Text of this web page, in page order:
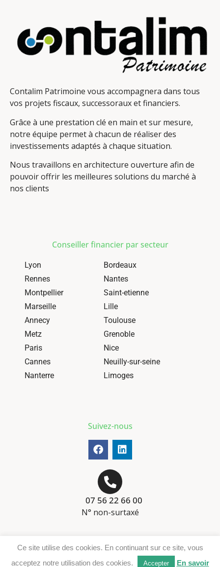
Contalim Patrimoine vous accompagnera dans tous
vos projets fiscaux, successoraux et financiers.
Grâce à une prestation clé en main et sur mesure,
notre équipe permet à chacun de réaliser des
investissements adaptés à chaque situation.
Nous travaillons en architecture ouverture afin de
pouvoir offrir les meilleures solutions du marché à
nos clients
Conseiller financier par secteur
Lyon
Bordeaux
Rennes
Nantes
Montpellier
Saint-etienne
Marseille
Lille
Annecy
Toulouse
Metz
Grenoble
Paris
Nice
Cannes
Neuilly-sur-seine
Nanterre
Limoges
Suivez-nous
07 56 22 66 00
N° non-surtaxé
Téléchargement DER
Ce site utilise des cookies. En continuant sur ce site, vous
acceptez notre utilisation des cookies.
Accepter En savoir